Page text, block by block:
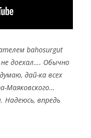
bahosurgut
не доехал…. Обычно
дай-ка всех
Маяковского…
Надеюсь, впредь